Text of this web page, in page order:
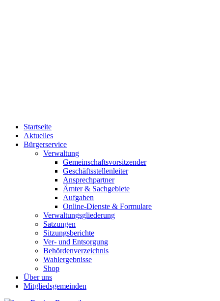
Startseite
Aktuelles
Bürgerservice
Verwaltung
Gemeinschaftsvorsitzender
Geschäftsstellenleiter
Ansprechpartner
Ämter & Sachgebiete
Aufgaben
Online-Dienste & Formulare
Verwaltungsgliederung
Satzungen
Sitzungsberichte
Ver- und Entsorgung
Behördenverzeichnis
Wahlergebnisse
Shop
Über uns
Mitgliedsgemeinden